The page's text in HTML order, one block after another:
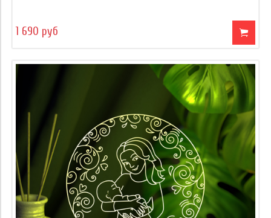
1 690 руб